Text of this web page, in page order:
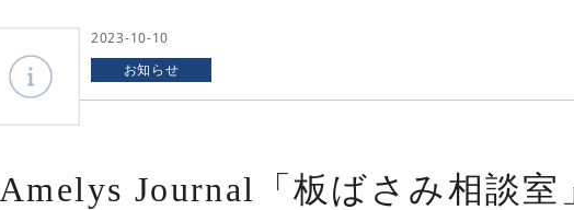
2023-10-10
お知らせ
Amelys Journal「板ばさみ相談室